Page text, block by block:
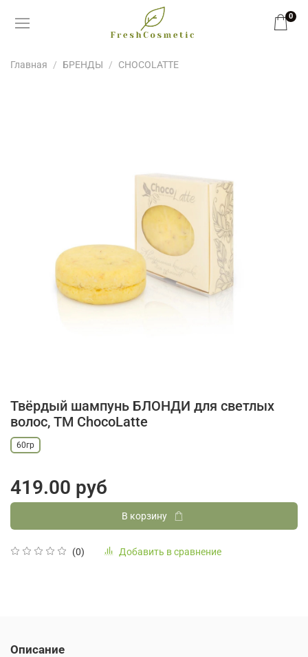
0
Главная БРЕНДЫ CHOCOLATTE
Твёрдый шампунь БЛОНДИ для светлых
волос, TM ChocoLatte
(0) Добавить в сравнение
60гр
419.00 руб
В корзину
Описание